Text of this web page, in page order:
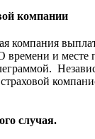
компании
компания
времени и
случая.